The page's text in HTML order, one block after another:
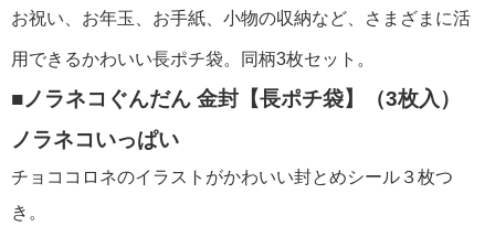
お祝い、お年玉、お手紙、小物の収納など、さまざまに活
用できるかわいい長ポチ袋。同柄3枚セット。
■ノラネコぐんだん 金封【長ポチ袋】（3枚入）
ノラネコいっぱい
チョココロネのイラストがかわいい封とめシール３枚つ
き。